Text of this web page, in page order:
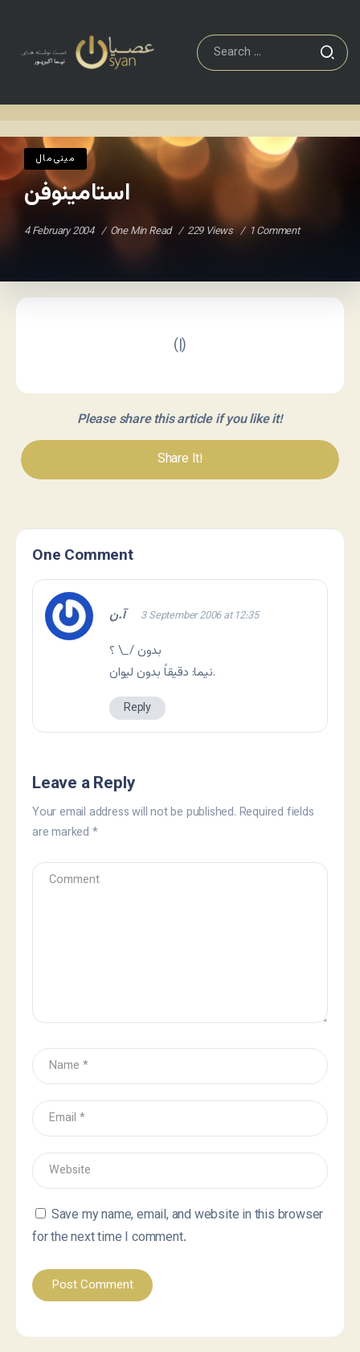
مينی‌مال
استامینوفن
4 February 2004 One Min Read 229 Views 1 Comment
(|)
Please share this article if you like it!
Share It!
One Comment
آ.ن 3 September 2006 at 12:35
بدون /_\ ؟
نيما: دقيقاً بدون ليوان.
Reply
Leave a Reply
Your email address will not be published. Required fields
are marked *
Save my name, email, and website in this browser
for the next time I comment.